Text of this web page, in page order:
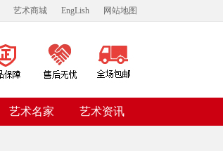
艺术商城 EngLish 网站地图
艺术名家 艺术资讯